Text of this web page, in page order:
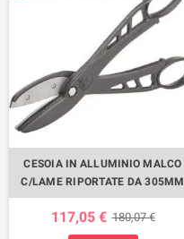
CESOIA IN ALLUMINIO MALCO
C/LAME RIPORTATE DA 305MM
117,05 € 180,07 €